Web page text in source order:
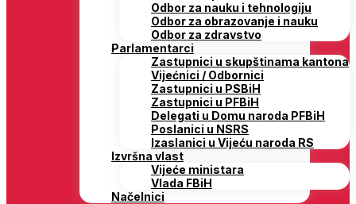
Odbor za nauku i tehnologiju
Odbor za obrazovanje i nauku
Odbor za zdravstvo
Parlamentarci
Zastupnici u skupštinama kantona
Vijećnici / Odbornici
Zastupnici u PSBiH
Zastupnici u PFBiH
Delegati u Domu naroda PFBiH
Poslanici u NSRS
Izaslanici u Vijeću naroda RS
Izvršna vlast
Vijeće ministara
Vlada FBiH
Načelnici